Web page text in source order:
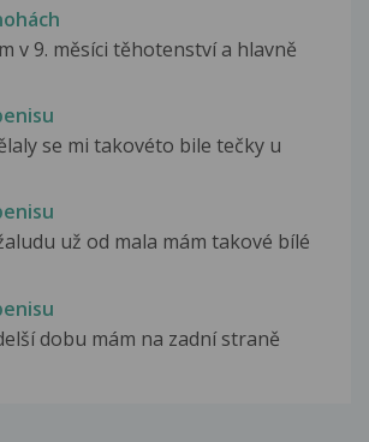
v 9. měsíci těhotenství a hlavně
se mi takovéto bile tečky u
už od mala mám takové bílé
dobu mám na zadní straně